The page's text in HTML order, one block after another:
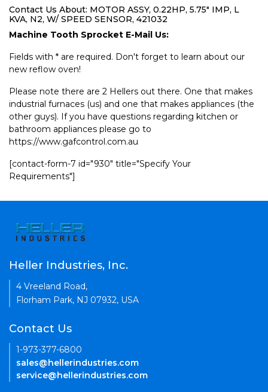
Contact Us About: MOTOR ASSY, 0.22HP, 5.75" IMP, L
KVA, N2, W/ SPEED SENSOR, 421032
Machine Tooth Sprocket E-Mail Us:
Fields with * are required. Don't forget to learn about our
new reflow oven!
Please note there are 2 Hellers out there. One that makes
industrial furnaces (us) and one that makes appliances (the
other guys). If you have questions regarding kitchen or
bathroom appliances please go to
https://www.gafcontrol.com.au
[contact-form-7 id="930" title="Specify Your
Requirements"]
Heller Industries, Inc.
4 Vreeland Road,
Florham Park, NJ 07932, USA
Contact Us
1-973-377-6800
sales@hellerindustries.com
service@hellerindustries.com